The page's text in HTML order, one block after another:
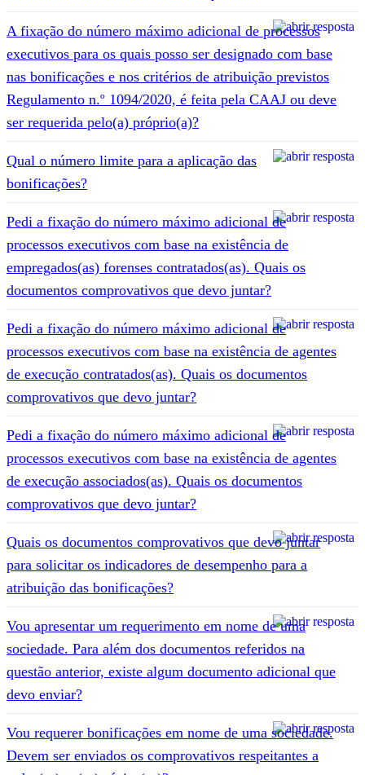
A fixação do número máximo adicional de processos
executivos para os quais posso ser designado com base
nas bonificações e nos critérios de atribuição previstos
Regulamento n.º 1094/2020, é feita pela CAAJ ou deve
ser requerida pelo(a) próprio(a)?
Qual o número limite para a aplicação das
bonificações?
Pedi a fixação do número máximo adicional de
processos executivos com base na existência de
empregados(as) forenses contratados(as). Quais os
documentos comprovativos que devo juntar?
Pedi a fixação do número máximo adicional de
processos executivos com base na existência de agentes
de execução contratados(as). Quais os documentos
comprovativos que devo juntar?
Pedi a fixação do número máximo adicional de
processos executivos com base na existência de agentes
de execução associados(as). Quais os documentos
comprovativos que devo juntar?
Quais os documentos comprovativos que devo juntar
para solicitar os indicadores de desempenho para a
atribuição das bonificações?
Vou apresentar um requerimento em nome de uma
sociedade. Para além dos documentos referidos na
questão anterior, existe algum documento adicional que
devo enviar?
Vou requerer bonificações em nome de uma sociedade.
Devem ser enviados os comprovativos respeitantes a